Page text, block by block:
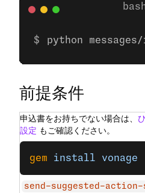
python
前提条件
申込書をお持ちでない場合は、
設定 もご確認ください。
gem install vonage
send-suggested-